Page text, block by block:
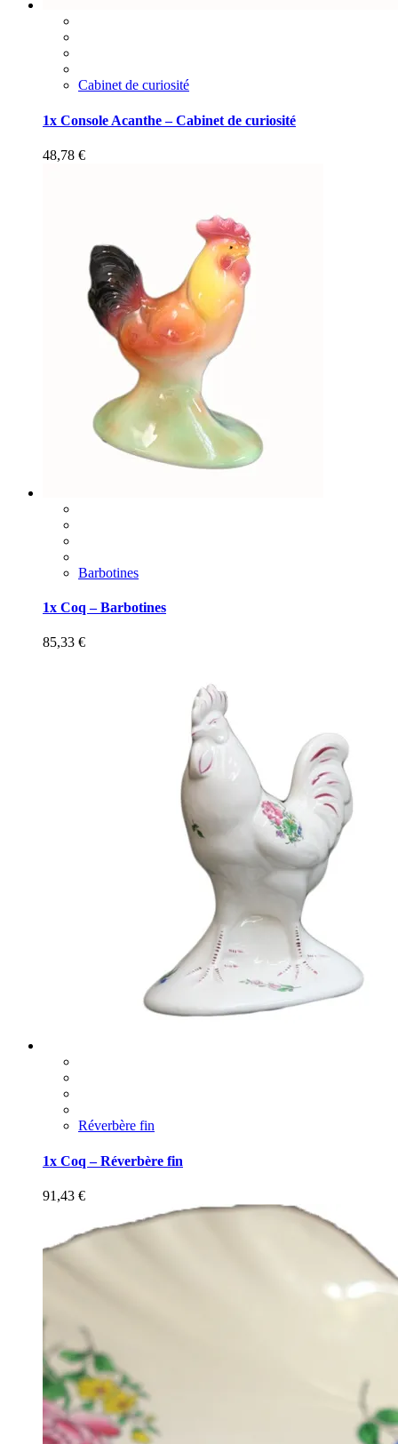
Cabinet de curiosité
1x Console Acanthe – Cabinet de curiosité
48,78 €
Barbotines
1x Coq – Barbotines
85,33 €
Réverbère fin
1x Coq – Réverbère fin
91,43 €